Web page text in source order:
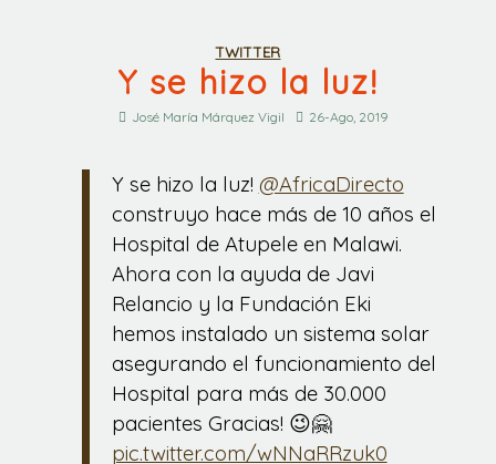
TWITTER
Y se hizo la luz!
José María Márquez Vigil 26-Ago, 2019
Y se hizo la luz! @AfricaDirecto
construyo hace más de 10 años el
Hospital de Atupele en Malawi.
Ahora con la ayuda de Javi
Relancio y la Fundación Eki
hemos instalado un sistema solar
asegurando el funcionamiento del
Hospital para más de 30.000
pacientes Gracias! 😉🤗
pic.twitter.com/wNNaRRzuk0